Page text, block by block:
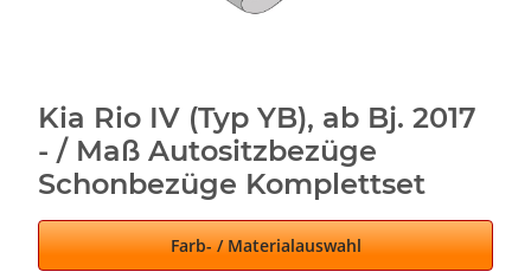
Kia Rio IV (Typ YB), ab Bj. 2017
- / Maß Autositzbezüge
Schonbezüge Komplettset
Farb- / Materialauswahl